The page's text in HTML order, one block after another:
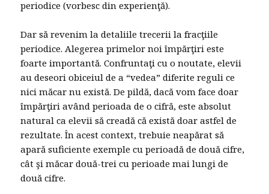
periodice (vorbesc din experienţă).
Dar să revenim la detaliile trecerii la fracţiile
periodice. Alegerea primelor noi împărţiri este
foarte importantă. Confruntaţi cu o noutate, elevii
au deseori obiceiul de a “vedea” diferite reguli ce
nici măcar nu există. De pildă, dacă vom face doar
împărţiri având perioada de o cifră, este absolut
natural ca elevii să creadă că există doar astfel de
rezultate. În acest context, trebuie neapărat să
apară suficiente exemple cu perioadă de două cifre,
cât şi măcar două-trei cu perioade mai lungi de
două cifre.